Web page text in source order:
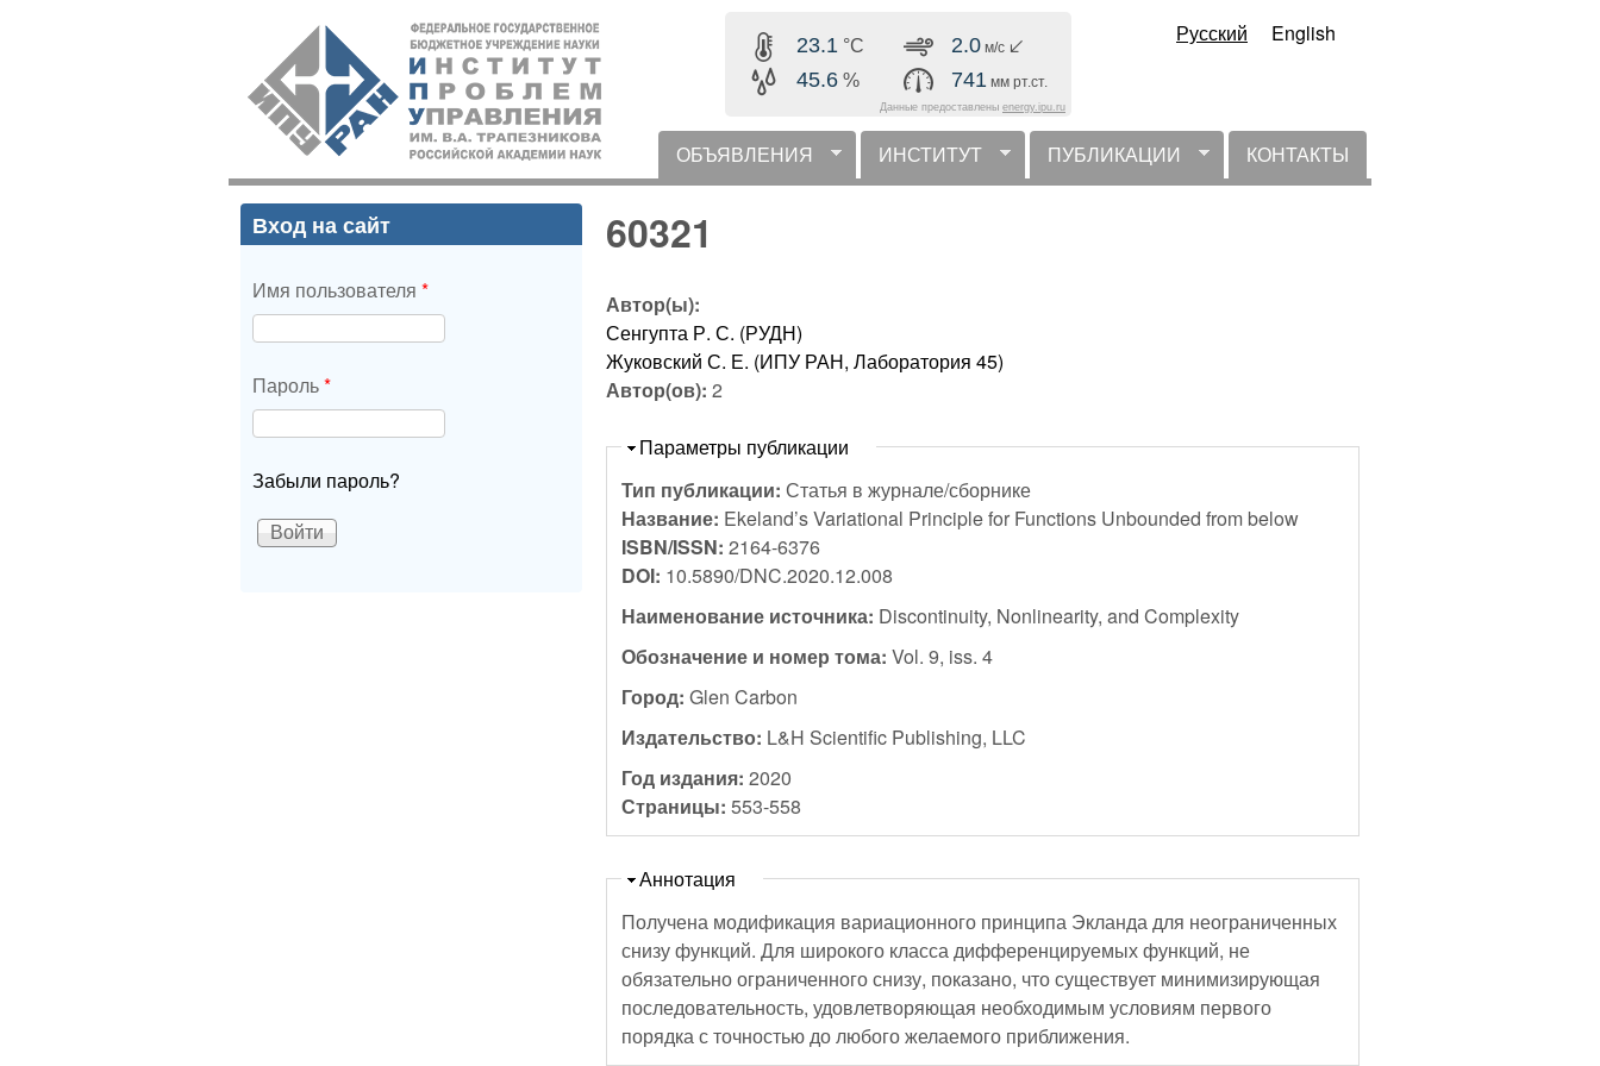
содержанию
ИПУ
РАН
23.1 °C
45.6 %
2.0 м/с
741 мм рт.ст.
Данные предоставлены energy.ipu.ru
Русский English
горизонтальное меню
ОБЪЯВЛЕНИЯ ИНСТИТУТ ПУБЛИКАЦИИ КОНТАКТЫ
60321
Автор(ы):
Сенгупта Р. С. (РУДН)
Жуковский С. Е. (ИПУ РАН, Лаборатория 45)
Автор(ов):2
Скрыть
Параметры публикации
Тип публикации:Статья в журнале/сборнике
Название: Ekeland’s Variational Principle for Functions Unbounded from below
ISBN/ISSN:2164-6376
DOI: 10.5890/DNC.2020.12.008
Наименование источника: Discontinuity, Nonlinearity, and Complexity
Обозначение и номер тома:Vol. 9, iss. 4
Город:Glen Carbon
Издательство: L&H Scientific Publishing, LLC
Год издания:2020
Страницы:553-558
Скрыть
Аннотация
Получена модификация вариационного принципа Экланда для неограниченных
снизу функций. Для широкого класса дифференцируемых функций, не
обязательно ограниченного снизу, показано, что существует минимизирующая
последовательность, удовлетворяющая необходимым условиям первого
порядка с точностью до любого желаемого приближения.
Вход на сайт
Имя пользователя *
Пароль*
Забыли пароль?